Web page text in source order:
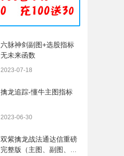
六脉神剑副图+选股指标
无未来函数
2023-07-18
擒龙追踪-懂牛主图指标
2023-06-30
双紫擒龙战法通达信重磅
完整版（主图、副图、排